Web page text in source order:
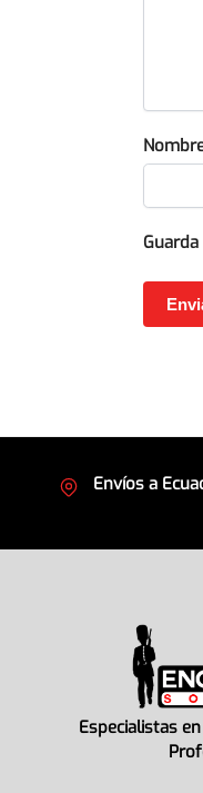
Envíos a
Especialistas